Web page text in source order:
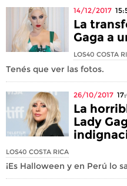
14/12/2017
La
Gaga a
LOS40 COSTA
Tenés que ver las fotos.
26/10/2017
La
Lady
LOS40 COSTA RICA
¡Es Halloween y en Perú lo